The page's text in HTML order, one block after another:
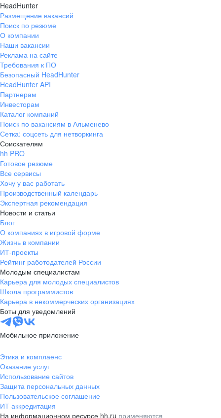
HeadHunter
Размещение вакансий
Поиск по резюме
О компании
Наши вакансии
Реклама на сайте
Требования к ПО
Безопасный HeadHunter
HeadHunter API
Партнерам
Инвесторам
Каталог компаний
Поиск по вакансиям в Альменево
Сетка: соцсеть для нетворкинга
Соискателям
hh PRO
Готовое резюме
Все сервисы
Хочу у вас работать
Производственный календарь
Экспертная рекомендация
Новости и статьи
Блог
О компаниях в игровой форме
Жизнь в компании
ИТ-проекты
Рейтинг работодателей России
Молодым специалистам
Карьера для молодых специалистов
Школа программистов
Карьера в некоммерческих организациях
Боты для уведомлений
Мобильное приложение
Этика и комплаенс
Оказание услуг
Использование сайтов
Защита персональных данных
Пользовательское соглашение
ИТ аккредитация
На информационном ресурсе hh.ru применяются